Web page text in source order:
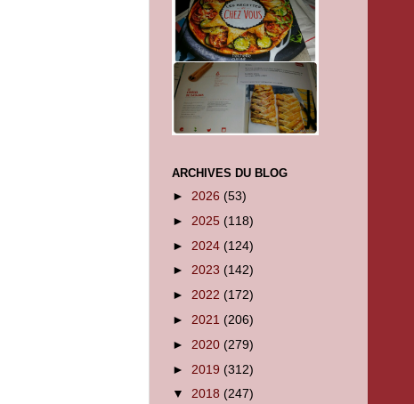
ARCHIVES DU BLOG
► 2026 (53)
► 2025 (118)
► 2024 (124)
► 2023 (142)
► 2022 (172)
► 2021 (206)
► 2020 (279)
► 2019 (312)
▼ 2018 (247)